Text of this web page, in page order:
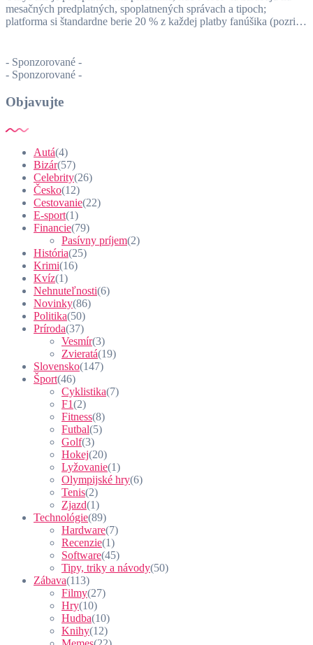
mesačných predplatných, spoplatnených správach a tipoch;
platforma si štandardne berie 20 % z každej platby fanúšika (pozri…
- Sponzorované -
- Sponzorované -
Objavujte
Autá(4)
Bizár(57)
Celebrity(26)
Česko(12)
Cestovanie(22)
E-sport(1)
Financie(79)
Pasívny príjem(2)
História(25)
Krimi(16)
Kvíz(1)
Nehnuteľnosti(6)
Novinky(86)
Politika(50)
Príroda(37)
Vesmír(3)
Zvieratá(19)
Slovensko(147)
Šport(46)
Cyklistika(7)
F1(2)
Fitness(8)
Futbal(5)
Golf(3)
Hokej(20)
Lyžovanie(1)
Olympijské hry(6)
Tenis(2)
Zjazd(1)
Technológie(89)
Hardware(7)
Recenzie(1)
Software(45)
Tipy, triky a návody(50)
Zábava(113)
Filmy(27)
Hry(10)
Hudba(10)
Knihy(12)